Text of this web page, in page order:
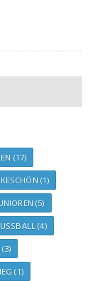
(17)
(1)
(5)
(4)
(3)
(1)